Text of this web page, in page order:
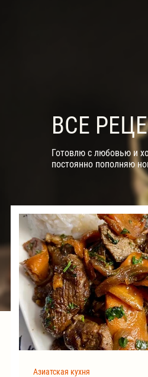
ВСЕ
Готовлю с любовью и
постоянно пополняю
Азиатская кухня